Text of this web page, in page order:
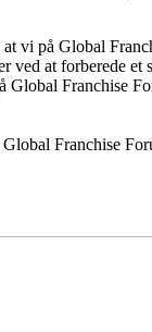
vi på Global
ved at forberede
Global Franchise
Franchise